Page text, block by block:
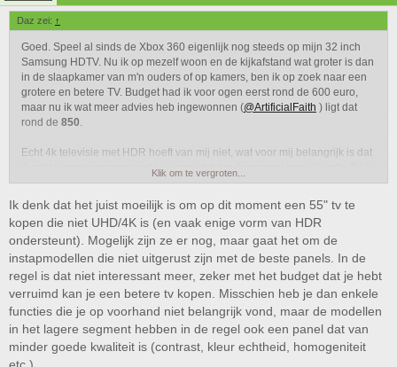
Daz zei: ↑
Goed. Speel al sinds de Xbox 360 eigenlijk nog steeds op mijn 32 inch
Samsung HDTV. Nu ik op mezelf woon en de kijkafstand wat groter is dan
in de slaapkamer van m'n ouders of op kamers, ben ik op zoek naar een
grotere en betere TV. Budget had ik voor ogen eerst rond de 600 euro,
maar nu ik wat meer advies heb ingewonnen (@ArtificialFaith ) ligt dat
rond de 850.
Echt 4k televisie met HDR hoeft van mij niet, wat voor mij belangrijk is dat
ik echt waarde voor m'n geld krijg en dat het daarnaast een stijlvolle TV is.
Qua formaat lijkt 55 inch mij wel verstandig. Mainly gebruik ik de televisie
voor gamen (oude PS4, die 4k hoeft van mij niet), voetbal en af en toe een
film/serie.
Nu kwam ik een aantal televisies tegen maar ik vindt het zelf lastig om te
bepalen waarom de 1 beter is dan de ander. Verder heb ik ook geen
verstand van 50, 60 of 120Hz. Als de tv maar geen verschikkelijke input
lag heeft.
Deze drie bijvoorbeeld. Ruim 100,- verschil. Maar zit er dan ook in
kwaliteit/performance veel verschil?
https://www.coolblue.nl/product/813227/sony-kd-55xf7004.html
https://tweakers.net/pricewatch/1160535/sony-kd-55xf8599-zwart/reviews/
Klik om te vergroten...
Ik denk dat het juist moeilijk is om op dit moment een 55" tv te
kopen die niet UHD/4K is (en vaak enige vorm van HDR
ondersteunt). Mogelijk zijn ze er nog, maar gaat het om de
instapmodellen die niet uitgerust zijn met de beste panels. In de
regel is dat niet interessant meer, zeker met het budget dat je hebt
verruimd kan je een betere tv kopen. Misschien heb je dan enkele
functies die je op voorhand niet belangrijk vond, maar de modellen
in het lagere segment hebben in de regel ook een panel dat van
minder goede kwaliteit is (contrast, kleur echtheid, homogeniteit